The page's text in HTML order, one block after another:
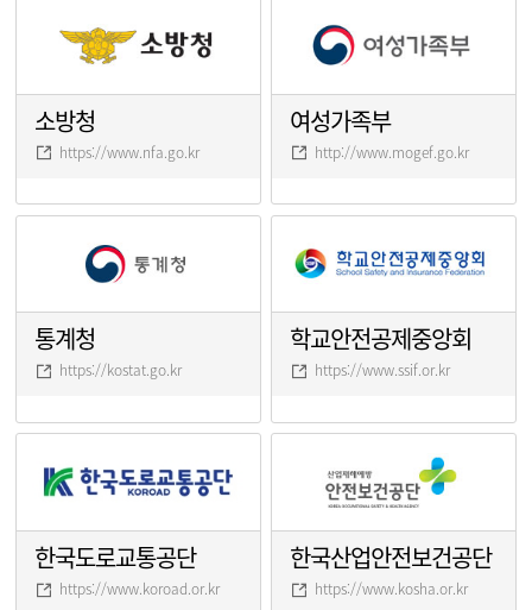
소방청
https://www.nfa.go.kr
여성가족부
http://www.mogef.go.kr
통계청
https://kostat.go.kr
학교안전공제중앙회
https://www.ssif.or.kr
한국도로교통공단
https://www.koroad.or.kr
한국산업안전보건공단
https://www.kosha.or.kr